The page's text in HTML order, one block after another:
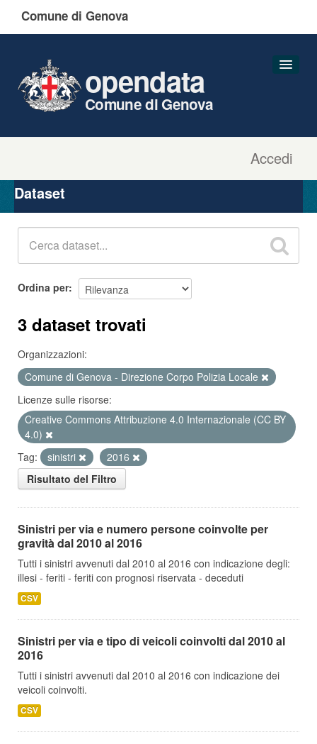
Comune di Genova
Accedi
opendata
Comune di Genova
Organizzazioni
Gruppi
Dataset
Ordina per
3 dataset trovati
Organizzazioni:
Comune di Genova - Direzione Corpo Polizia Locale
Licenze sulle risorse:
Creative Commons Attribuzione 4.0 Internazionale (CC BY
4.0)
Tag:
sinistri
2016
Risultato del Filtro
Sinistri per via e numero persone coinvolte per
gravità dal 2010 al 2016
Tutti i sinistri avvenuti dal 2010 al 2016 con indicazione degli:
illesi - feriti - feriti con prognosi riservata - deceduti
CSV
Sinistri per via e tipo di veicoli coinvolti dal 2010 al
2016
Tutti i sinistri avvenuti dal 2010 al 2016 con indicazione dei
veicoli coinvolti.
CSV